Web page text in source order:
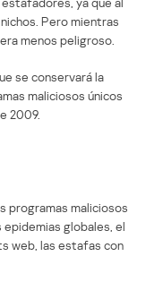
Pero mientras
menos peligroso.
se conservará la
maliciosos únicos
2009.
programas maliciosos
globales, el
web, las estafas con